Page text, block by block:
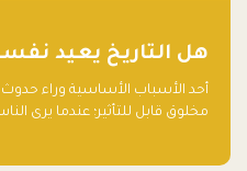
هل التاريخ يعيد
أحد الأسباب الأساسية وراء
مخلوق قابل للتأثير؛ عندما يرى